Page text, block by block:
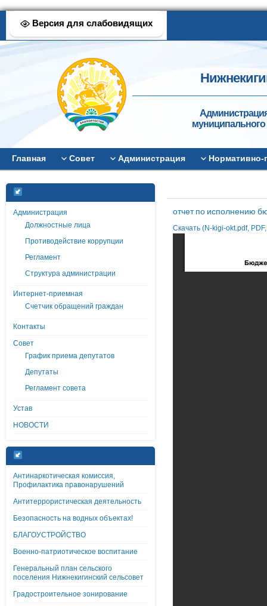
Версия для слабовидящих
муниципального
Главная Совет Администрация
Администрация
Должностные лица
Противодействие коррупции
Регламент
Структура администрации
Интернет-приемная
Счетчик обращений граждан
Контакты
Совет
График приема депутатов
Депутаты
Регламент совета
Устав
НОВОСТИ
Антинаркотическая комиссия,
Профилактика правонарушений
Антитеррористическая деятельность
Безопасность на водных объектах!
БЛАГОУСТРОЙСТВО
Военно-патриотическое воспитание
Генеральный план сельского
поселения Нижнекигинский сельсовет
Градостроительное зонирование
отчет по исполнению
Скачать (N-kigi-okt.pdf,